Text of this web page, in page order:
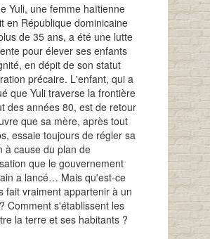
Yuli, une femme haïtienne
en République dominicaine
de 35 ans, a été une lutte
pour élever ses enfants
en dépit de son statut
précaire. L'enfant, qui a
que Yuli traverse la frontière
des années 80, est de retour
que sa mère, après tout
essaie toujours de régler sa
à cause du plan de
que le gouvernement
a lancé… Mais qu'est-ce
fait vraiment appartenir à un
Comment s'établissent les
la terre et ses habitants ?